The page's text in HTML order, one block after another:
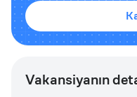
Vakansiyanın